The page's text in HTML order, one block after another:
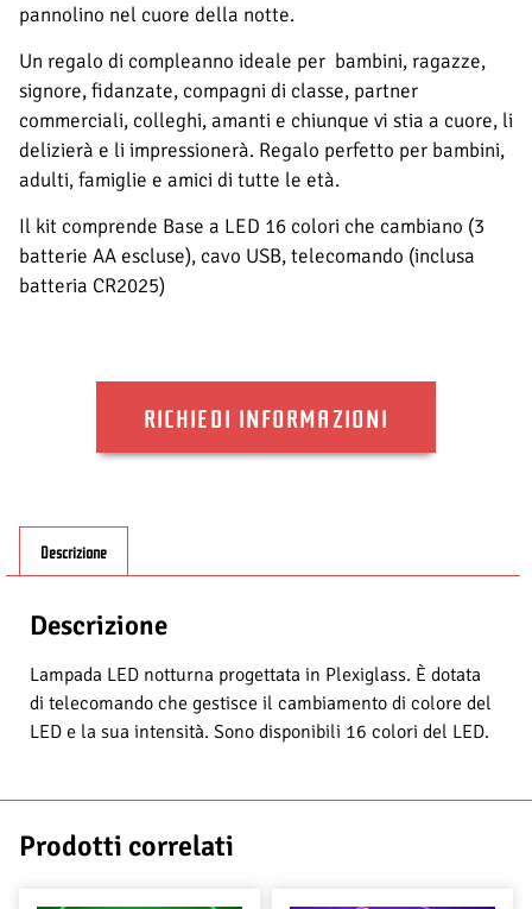
pannolino nel cuore della notte.
Un regalo di compleanno ideale per bambini, ragazze,
signore, fidanzate, compagni di classe, partner
commerciali, colleghi, amanti e chiunque vi stia a cuore, li
delizierà e li impressionerà. Regalo perfetto per bambini,
adulti, famiglie e amici di tutte le età.
Il kit comprende Base a LED 16 colori che cambiano (3
batterie AA escluse), cavo USB, telecomando (inclusa
batteria CR2025)
RICHIEDI INFORMAZIONI
Descrizione
Descrizione
Lampada LED notturna progettata in Plexiglass. È dotata
di telecomando che gestisce il cambiamento di colore del
LED e la sua intensità. Sono disponibili 16 colori del LED.
Prodotti correlati